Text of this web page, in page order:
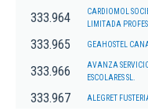
333.964
CARDIOMOL
LIMITADA
333.965 GEAHOSTEL
333.966
AVANZA
ESCOLARES SL.
333.967 ALEGRET